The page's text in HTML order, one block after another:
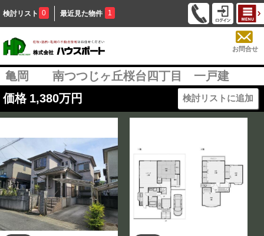
検討リスト 0 最近見た物件 1
お問合せ
亀岡 南つつじヶ丘桜台四丁目 一戸建
価格 1,380万円 検討リストに追加